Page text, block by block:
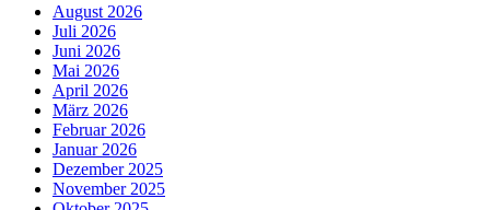
August 2026
Juli 2026
Juni 2026
Mai 2026
April 2026
März 2026
Februar 2026
Januar 2026
Dezember 2025
November 2025